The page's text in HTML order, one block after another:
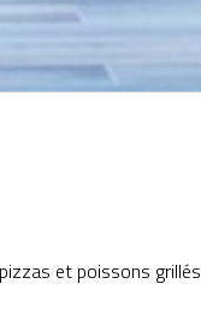
et poissons